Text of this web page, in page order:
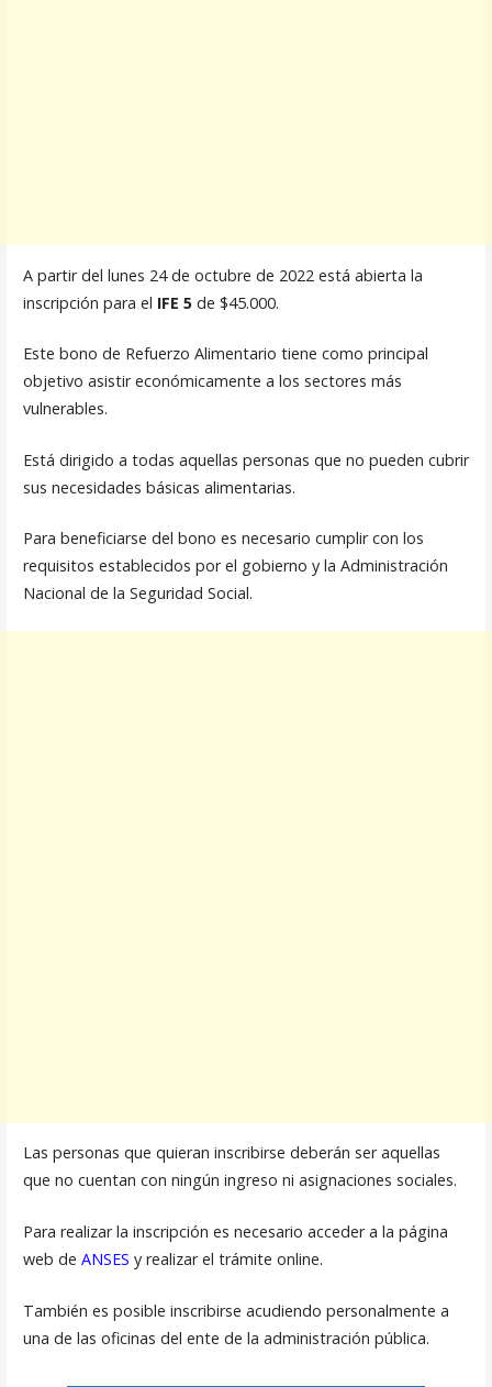
A partir del lunes 24 de octubre de 2022 está abierta la
inscripción para el IFE 5de $45.000.
Este bono de Refuerzo Alimentario tiene como principal
objetivo asistir económicamente a los sectores más
vulnerables.
Está dirigido a todas aquellas personas que no pueden cubrir
sus necesidades básicas alimentarias.
Para beneficiarse del bono es necesario cumplir con los
requisitos establecidos por el gobierno y la Administración
Nacional de la Seguridad Social.
Las personas que quieran inscribirse deberán ser aquellas
que no cuentan con ningún ingreso ni asignaciones sociales.
Para realizar la inscripción es necesario acceder a la página
web de ANSES y realizar el trámite online.
También es posible inscribirse acudiendo personalmente a
una de las oficinas del ente de la administración pública.